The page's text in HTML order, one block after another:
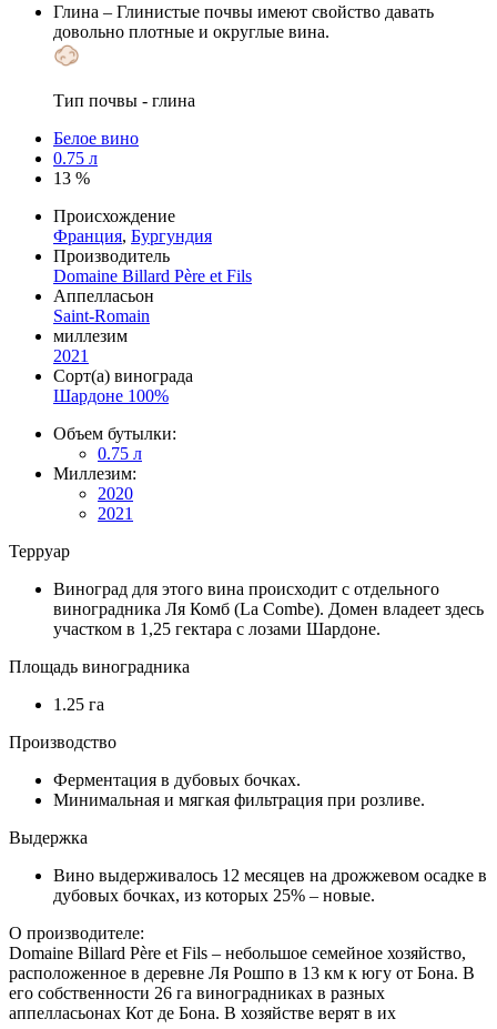
Глина – Глинистые почвы имеют свойство давать
довольно плотные и округлые вина.
Тип почвы - глина
Белое вино
0.75 л
13 %
Происхождение
Франция, Бургундия
Производитель
Domaine Billard Père et Fils
Аппелласьон
Saint-Romain
миллезим
2021
Сорт(а) винограда
Шардоне 100%
Объем бутылки:
0.75 л
Миллезим:
2020
2021
Терруар
Виноград для этого вина происходит с отдельного
виноградника Ля Комб (La Combe). Домен владеет здесь
участком в 1,25 гектара с лозами Шардоне.
Площадь виноградника
1.25 га
Производство
Ферментация в дубовых бочках.
Минимальная и мягкая фильтрация при розливе.
Выдержка
Вино выдерживалось 12 месяцев на дрожжевом осадке в
дубовых бочках, из которых 25% – новые.
О производителе:
Domaine Billard Père et Fils – небольшое семейное хозяйство,
расположенное в деревне Ля Рошпо в 13 км к югу от Бона. В
его собственности 26 га виноградниках в разных
аппелласьонах Кот де Бона. В хозяйстве верят в их